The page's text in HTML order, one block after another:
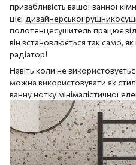
привабливість вашої ванної
цієї дизайнерської
полотенцесушитель працює
він встановлюється так само,
радіатор!
Навіть коли не
можна використовувати як
ванну нотку мінімалістичної